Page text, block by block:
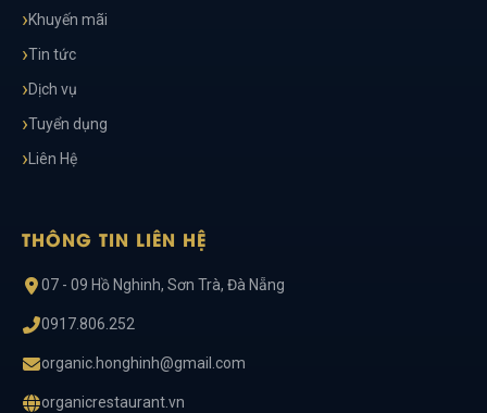
Khuyến mãi
Tin tức
Dịch vụ
Tuyển dụng
Liên Hệ
THÔNG TIN LIÊN HỆ
07 - 09 Hồ Nghinh, Sơn Trà, Đà Nẵng
0917.806.252
organic.honghinh@gmail.com
organicrestaurant.vn